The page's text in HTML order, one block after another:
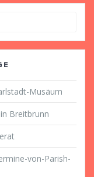
Musäum
Breitbrunn
von-Parish-